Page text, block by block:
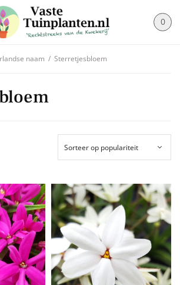
0
naam / Sterretjesbloem